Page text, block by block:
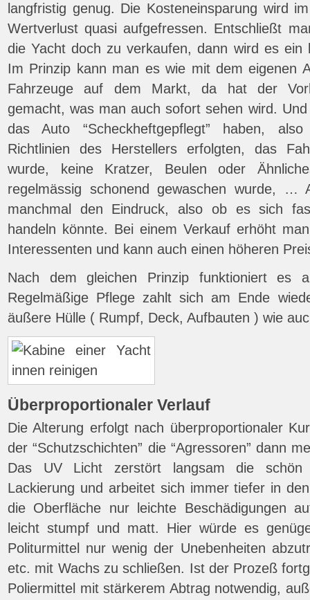
langfristig genug. Die Kosteneinsparung wird
Wertverlust quasi aufgefressen. Entschließt
die Yacht doch zu verkaufen, dann wird es ein
Im Prinzip kann man es wie mit dem eigenen
Fahrzeuge auf dem Markt, da hat der
gemacht, was man auch sofort sehen wird.
das Auto “Scheckheftgepflegt” haben,
Richtlinien des Herstellers erfolgten, das
wurde, keine Kratzer, Beulen oder
regelmässig schonend gewaschen wurde,
manchmal den Eindruck, also ob es sich
handeln könnte. Bei einem Verkauf erhöht
Interessenten und kann auch einen höheren
Nach dem gleichen Prinzip funktioniert es
Regelmäßige Pflege zahlt sich am Ende
äußere Hülle ( Rumpf, Deck, Aufbauten ) wie
Überproportionaler Verlauf
Die Alterung erfolgt nach überproportionaler
der “Schutzschichten” die “Agressoren” dann
Das UV Licht zerstört langsam die schön
Lackierung und arbeitet sich immer tiefer in
die Oberfläche nur leichte Beschädigungen
leicht stumpf und matt. Hier würde es
Politurmittel nur wenig der Unebenheiten
etc. mit Wachs zu schließen. Ist der Prozeß
Poliermittel mit stärkerem Abtrag notwendig,